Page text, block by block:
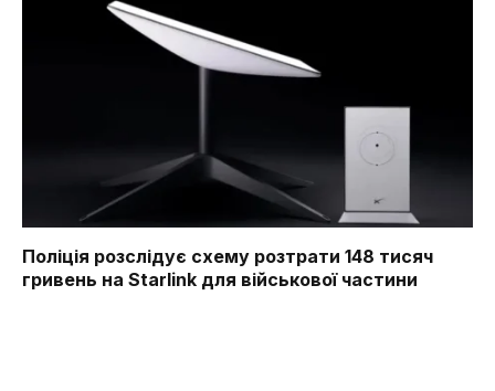
Поліція розслідує схему розтрати 148 тисяч
гривень на Starlink для військової частини